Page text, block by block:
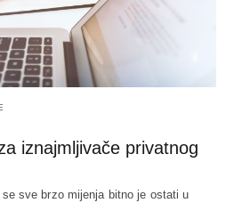
iznajmljivače privatnog
sve brzo mijenja bitno je ostati u